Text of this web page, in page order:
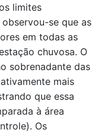
limites
se que as
em todas as
chuvosa. O
sobrenadante das
mais
que essa
à área
Os